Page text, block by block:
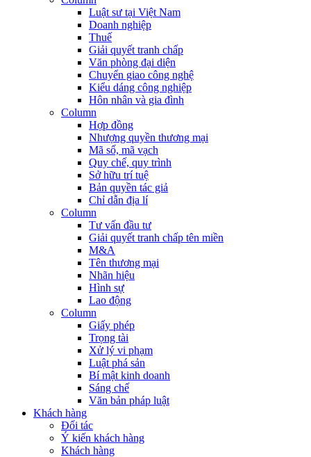
Luật sư tại Việt Nam
Doanh nghiệp
Thuế
Giải quyết tranh chấp
Văn phòng đại diện
Chuyển giao công nghệ
Kiểu dáng công nghiệp
Hôn nhân và gia đình
Column
Hợp đồng
Nhượng quyền thương mại
Mã số, mã vạch
Quy chế, quy trình
Sở hữu trí tuệ
Bản quyền tác giả
Chỉ dẫn địa lí
Column
Tư vấn đầu tư
Giải quyết tranh chấp tên miền
M&A
Tên thương mại
Nhãn hiệu
Hình sự
Lao động
Column
Giấy phép
Trọng tài
Xử lý vi phạm
Luật phá sản
Bí mật kinh doanh
Sáng chế
Văn bản pháp luật
Khách hàng
Đối tác
Ý kiến khách hàng
Khách hàng